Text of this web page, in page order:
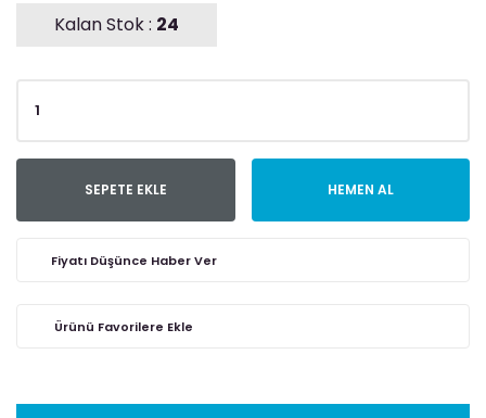
Kalan Stok : 24
SEPETE EKLE HEMEN AL
Fiyatı Düşünce Haber Ver